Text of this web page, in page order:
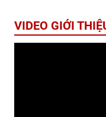
VIDEO GIỚI